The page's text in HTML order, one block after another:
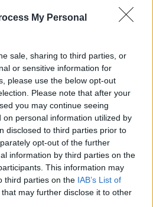
My Personal
sale, sharing to third parties, or
or sensitive information for
please use the below opt-out
Please note that after your
you may continue seeing
on personal information utilized by
disclosed to third parties prior to
opt-out of the further
information by third parties on the
This information may
third parties on the IAB’s List of
that may further disclose it to other
triglicéridos altos